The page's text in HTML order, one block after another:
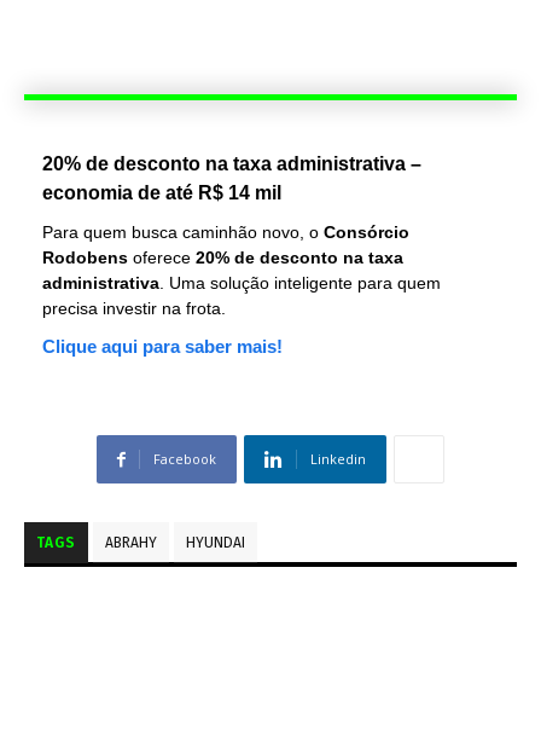
20% de desconto na taxa administrativa –
economia de até R$ 14 mil
Para quem busca caminhão novo, o Consórcio
Rodobens oferece 20% de desconto na taxa
administrativa . Uma solução inteligente para quem
precisa investir na frota.
Clique aqui para saber mais!
Facebook Linkedin
TAGS ABRAHY HYUNDAI